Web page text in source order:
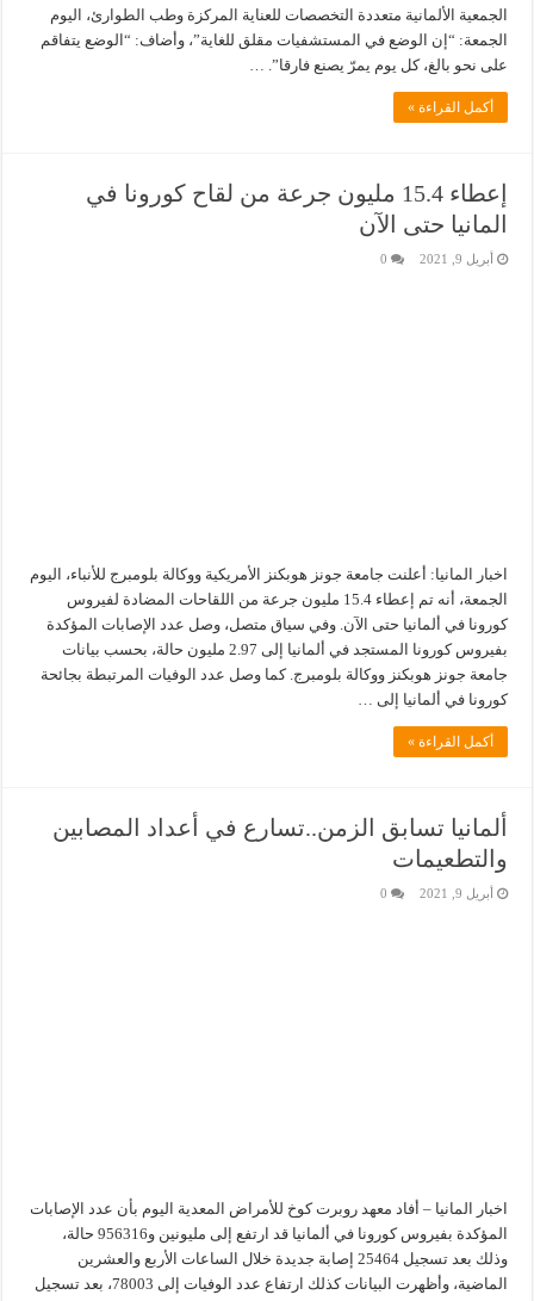
الجمعية الألمانية متعددة التخصصات للعناية المركزة وطب الطوارئ، اليوم
الجمعة: “إن الوضع في المستشفيات مقلق للغاية”، وأضاف: “الوضع يتفاقم
على نحو بالغ، كل يوم يمرّ يصنع فارقا”. …
أكمل القراءة »
إعطاء 15.4 مليون جرعة من لقاح كورونا في
المانيا حتى الآن
أبريل 9, 2021 0
اخبار المانيا: أعلنت جامعة جونز هوبكنز الأمريكية ووكالة بلومبرج للأنباء، اليوم
الجمعة، أنه تم إعطاء 15.4 مليون جرعة من اللقاحات المضادة لفيروس
كورونا في ألمانيا حتى الآن. وفي سياق متصل، وصل عدد الإصابات المؤكدة
بفيروس كورونا المستجد في ألمانيا إلى 2.97 مليون حالة، بحسب بيانات
جامعة جونز هوبكنز ووكالة بلومبرج. كما وصل عدد الوفيات المرتبطة بجائحة
كورونا في ألمانيا إلى …
أكمل القراءة »
ألمانيا تسابق الزمن..تسارع في أعداد المصابين
والتطعيمات
أبريل 9, 2021 0
اخبار المانيا – أفاد معهد روبرت كوخ للأمراض المعدية اليوم بأن عدد الإصابات
المؤكدة بفيروس كورونا في ألمانيا قد ارتفع إلى مليونين و956316 حالة،
وذلك بعد تسجيل 25464 إصابة جديدة خلال الساعات الأربع والعشرين
الماضية، وأظهرت البيانات كذلك ارتفاع عدد الوفيات إلى 78003، بعد تسجيل